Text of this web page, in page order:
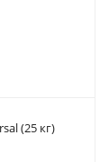
(25 кг)